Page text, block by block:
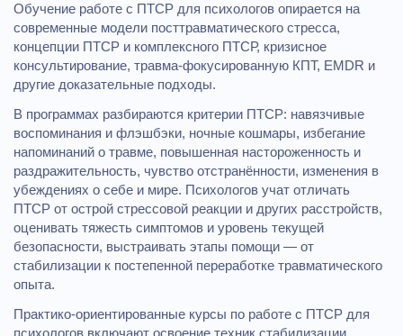
Обучение работе с ПТСР для психологов опирается на
современные модели посттравматического стресса,
концепции ПТСР и комплексного ПТСР, кризисное
консультирование, травма‑фокусированную КПТ, EMDR и
другие доказательные подходы.
В программах разбираются критерии ПТСР: навязчивые
воспоминания и флэшбэки, ночные кошмары, избегание
напоминаний о травме, повышенная настороженность и
раздражительность, чувство отстранённости, изменения в
убеждениях о себе и мире. Психологов учат отличать
ПТСР от острой стрессовой реакции и других расстройств,
оценивать тяжесть симптомов и уровень текущей
безопасности, выстраивать этапы помощи — от
стабилизации к постепенной переработке травматического
опыта.
Практико‑ориентированные курсы по работе с ПТСР для
психологов включают освоение техник стабилизации